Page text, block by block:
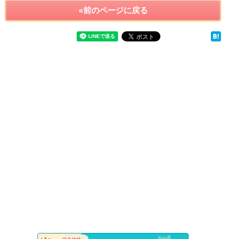
«前のページに戻る